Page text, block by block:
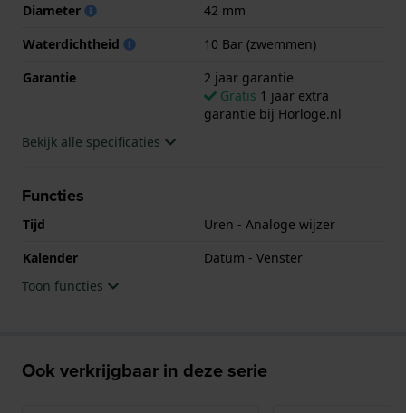
element op de uurmarkering uitgelijnd is met de
binnenste uurring en de tip van de minutenwijzer
daar begint. Dit garandeert perfect zicht in het
donker. En tenslotte heeft, door Hamilton's
langdurige betrokkenheid bij films, speelt de
H64615135 de hoofdrol op Matthew McConaughey's
pols in de film Interstellar.
H-40 automatisch uurwerk met een
indrukwekkende gangreserve van 80 uur.
Diameter
42 mm
Waterdichtheid
10 Bar (zwemmen)
Garantie
2 jaar garantie
Gratis 1 jaar extra
garantie bij Horloge.nl
Bekijk alle specificaties
Functies
Tijd
Uren - Analoge wijzer
Kalender
Datum - Venster
Toon functies
Ook verkrijgbaar in deze serie